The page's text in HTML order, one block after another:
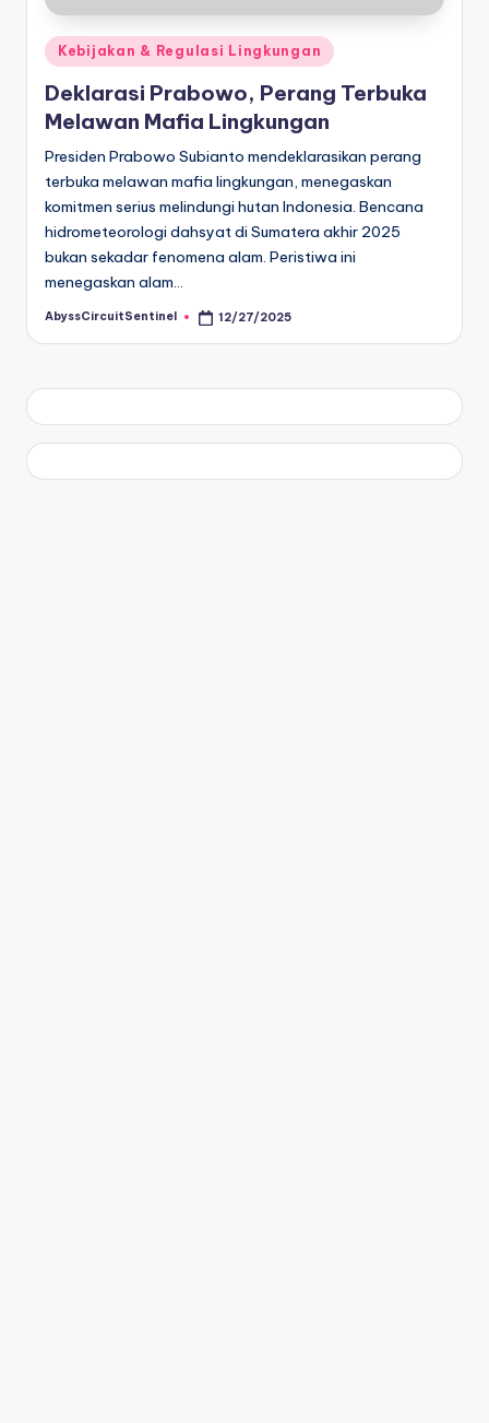
Posted
Kebijakan & Regulasi Lingkungan
Deklarasi Prabowo, Perang Terbuka
Melawan Mafia Lingkungan
Presiden Prabowo Subianto mendeklarasikan perang
terbuka melawan mafia lingkungan, menegaskan
komitmen serius melindungi hutan Indonesia. Bencana
hidrometeorologi dahsyat di Sumatera akhir 2025
bukan sekadar fenomena alam. Peristiwa ini
menegaskan alam…
Posted
AbyssCircuitSentinel 12/27/2025